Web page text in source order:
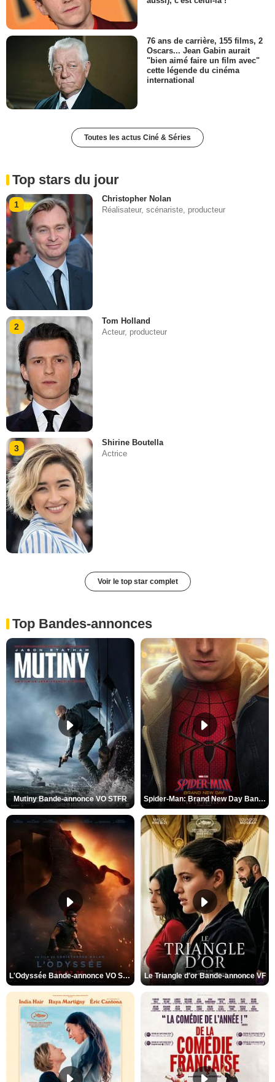
76 ans de carrière, 155 films, 2
Oscars... Jean Gabin aurait
"bien aimé faire un film avec"
cette légende du cinéma
international
Toutes les actus Ciné & Séries
Top stars du jour
1
Christopher Nolan
Réalisateur, scénariste, producteur
2
Tom Holland
Acteur, producteur
3
Shirine Boutella
Actrice
Voir le top star complet
Top Bandes-annonces
Mutiny Bande-annonce VO STFR Spider-Man: Brand New Day Bande-annonce VO STFR
L'Odyssée Bande-annonce VO STFR Le Triangle d'or Bande-annonce VF